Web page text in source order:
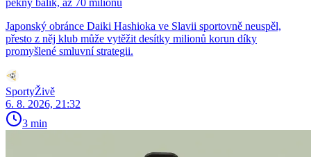
Japonský obránce Daiki Hashioka ve Slavii sportovně neuspěl,
přesto z něj klub může vytěžit desítky milionů korun díky
promyšlené smluvní strategii.
SportyŽivě
6. 8. 2026, 21:32
3 min